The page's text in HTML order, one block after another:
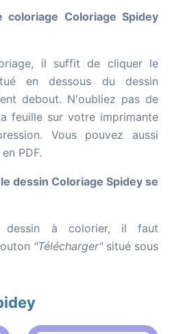
coloriage Coloriage Spidey
il suffit de cliquer le
en dessous du dessin
debout. N'oubliez pas de
feuille sur votre imprimante
Vous pouvez aussi
PDF.
dessin Coloriage Spidey se
dessin à colorier, il faut
"Télécharger"situé sous